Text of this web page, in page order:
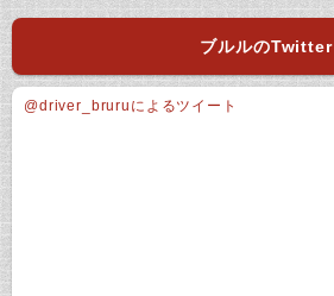
ブルルのTwitter
@driver_bruruによるツイート